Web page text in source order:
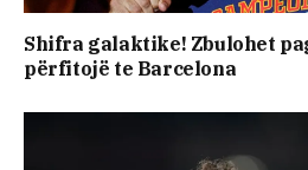
Shifra galaktike! Zbulohet
përfitojë te Barcelona